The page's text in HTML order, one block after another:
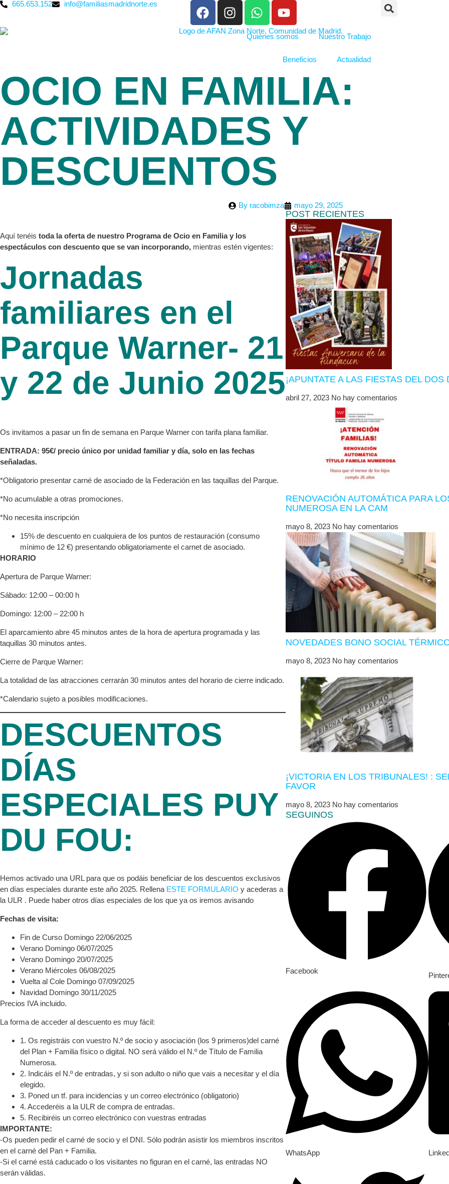
665.653.152 info@familiasmadridnorte.es
Quiénes somos Nuestro Trabajo
Beneficios Actualidad
OCIO EN FAMILIA:
ACTIVIDADES Y
DESCUENTOS
By racobimza mayo 29, 2025
Aquí tenéis toda la oferta de nuestro Programa de Ocio en Familia y los
espectáculos con descuento que se van incorporando, mientras estén vigentes:
Jornadas
familiares en el
Parque Warner- 21
y 22 de Junio 2025
Os invitamos a pasar un fin de semana en Parque Warner con tarifa plana familiar.
ENTRADA: 95€/ precio único por unidad familiar y día, solo en las fechas
señaladas.
*Obligatorio presentar carné de asociado de la Federación en las taquillas del Parque.
*No acumulable a otras promociones.
*No necesita inscripción
15% de descuento en cualquiera de los puntos de restauración (consumo
mínimo de 12 €) presentando obligatoriamente el carnet de asociado.
HORARIO
Apertura de Parque Warner:
Sábado: 12:00 – 00:00 h
Domingo: 12:00 – 22:00 h
El aparcamiento abre 45 minutos antes de la hora de apertura programada y las
taquillas 30 minutos antes.
Cierre de Parque Warner:
La totalidad de las atracciones cerrarán 30 minutos antes del horario de cierre indicado.
*Calendario sujeto a posibles modificaciones.
DESCUENTOS
DÍAS
ESPECIALES PUY
DU FOU:
Hemos activado una URL para que os podáis beneficiar de los descuentos exclusivos
en días especiales durante este año 2025. Rellena ESTE FORMULARIO y acederas a
la ULR . Puede haber otros días especiales de los que ya os iremos avisando
Fechas de visita:
Fin de Curso Domingo 22/06/2025
Verano Domingo 06/07/2025
Verano Domingo 20/07/2025
Verano Miércoles 06/08/2025
Vuelta al Cole Domingo 07/09/2025
Navidad Domingo 30/11/2025
Precios IVA incluido.
La forma de acceder al descuento es muy fácil:
1. Os registráis con vuestro N.º de socio y asociación (los 9 primeros)del carné
del Plan + Familia físico o digital. NO será válido el N.º de Título de Familia
Numerosa.
2. Indicáis el N.º de entradas, y si son adulto o niño que vais a necesitar y el día
elegido.
3. Poned un tf. para incidencias y un correo electrónico (obligatorio)
4. Accederéis a la ULR de compra de entradas.
5. Recibiréis un correo electrónico con vuestras entradas
IMPORTANTE:
-Os pueden pedir el carné de socio y el DNI. Sólo podrán asistir los miembros inscritos
en el carné del Pan + Familia.
-Si el carné está caducado o los visitantes no figuran en el carné, las entradas NO
serán válidas.
POST RECIENTES
¡APUNTATE A LAS FIESTAS DEL
abril 27, 2023 No hay comentarios
RENOVACIÓN AUTOMÁTICA PARA
NUMEROSA EN LA CAM
mayo 8, 2023 No hay comentarios
NOVEDADES BONO SOCIAL
mayo 8, 2023 No hay comentarios
¡VICTORIA EN LOS TRIBUNALES! :
FAVOR
mayo 8, 2023 No hay comentarios
SEGUINOS
Facebook
WhatsApp